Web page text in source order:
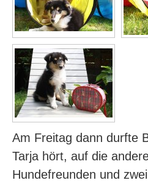
Am Freitag dann durfte
Tarja hört, auf die
Hundefreunden und